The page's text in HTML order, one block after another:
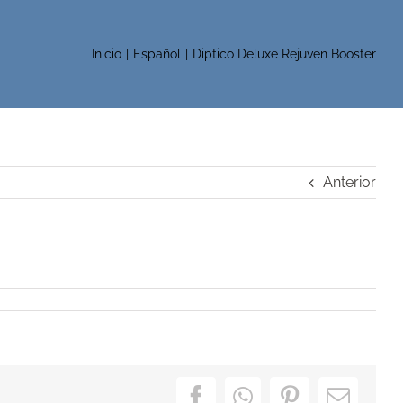
Inicio Español Diptico Deluxe Rejuven Booster
Anterior